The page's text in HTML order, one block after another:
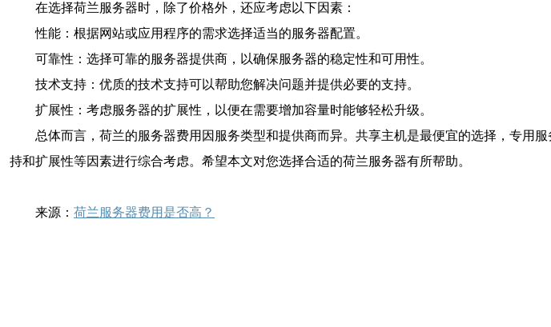
在选择荷兰服务器时，除了价格外，还应考虑以下因素：
性能：根据网站或应用程序的需求选择适当的服务器配置。
可靠性：选择可靠的服务器提供商，以确保服务器的稳定性和可用性。
技术支持：优质的技术支持可以帮助您解决问题并提供必要的支持。
扩展性：考虑服务器的扩展性，以便在需要增加容量时能够轻松升级。
总体而言，荷兰的服务器费用因服务类型和提供商而异。共享主机是最便宜的选择，专用
持和扩展性等因素进行综合考虑。希望本文对您选择合适的荷兰服务器有所帮助。
来源： 荷兰服务器费用是否高？